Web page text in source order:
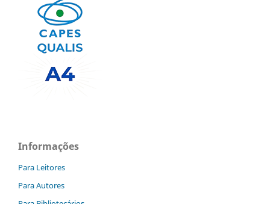
Informações
Para Leitores
Para Autores